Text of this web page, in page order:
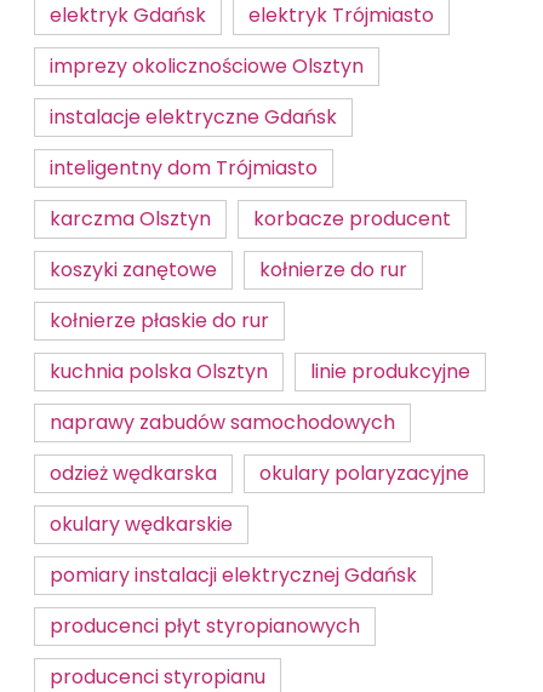
elektryk Gdańsk
elektryk Trójmiasto
imprezy okolicznościowe Olsztyn
instalacje elektryczne Gdańsk
inteligentny dom Trójmiasto
karczma Olsztyn
korbacze producent
koszyki zanętowe
kołnierze do rur
kołnierze płaskie do rur
kuchnia polska Olsztyn
linie produkcyjne
naprawy zabudów samochodowych
odzież wędkarska
okulary polaryzacyjne
okulary wędkarskie
pomiary instalacji elektrycznej Gdańsk
producenci płyt styropianowych
producenci styropianu